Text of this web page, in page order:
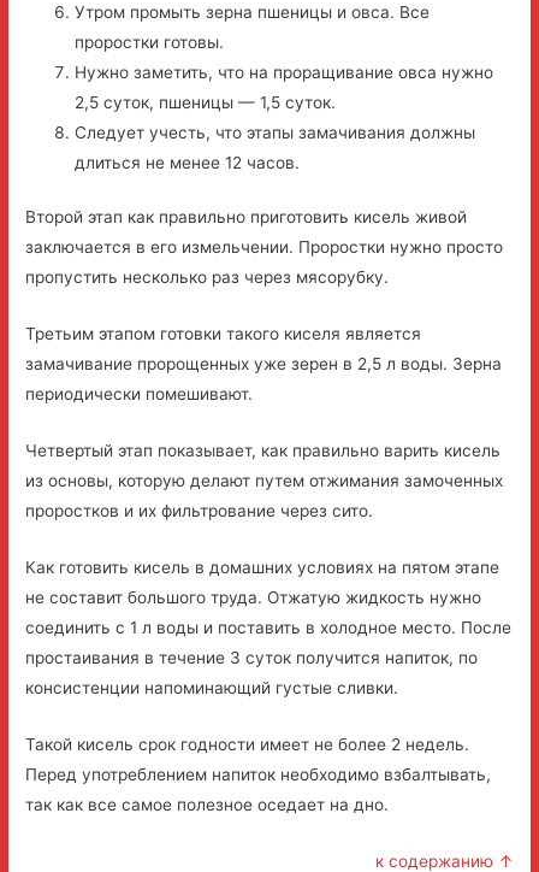
Утром промыть зерна пшеницы и овса. Все
проростки готовы.
Нужно заметить, что на проращивание овса нужно
2,5 суток, пшеницы — 1,5 суток.
Следует учесть, что этапы замачивания должны
длиться не менее 12 часов.
Второй этап как правильно приготовить кисель живой
заключается в его измельчении. Проростки нужно просто
пропустить несколько раз через мясорубку.
Третьим этапом готовки такого киселя является
замачивание пророщенных уже зерен в 2,5 л воды. Зерна
периодически помешивают.
Четвертый этап показывает, как правильно варить кисель
из основы, которую делают путем отжимания замоченных
проростков и их фильтрование через сито.
Как готовить кисель в домашних условиях на пятом этапе
не составит большого труда. Отжатую жидкость нужно
соединить с 1 л воды и поставить в холодное место. После
простаивания в течение 3 суток получится напиток, по
консистенции напоминающий густые сливки.
Такой кисель срок годности имеет не более 2 недель.
Перед употреблением напиток необходимо взбалтывать,
так как все самое полезное оседает на дно.
к содержанию ↑